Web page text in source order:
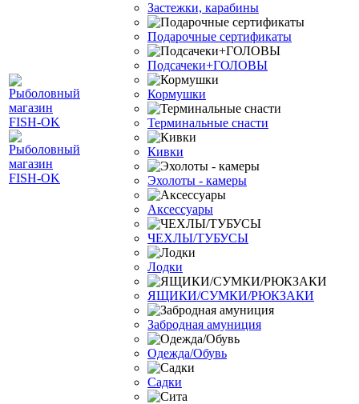
Застежки, карабины
Подарочные сертификаты
Подсачеки+ГОЛОВЫ
Кормушки
Терминальные снасти
Кивки
Эхолоты - камеры
Аксессуары
ЧЕХЛЫ/ТУБУСЫ
Лодки
ЯЩИКИ/СУМКИ/РЮКЗАКИ
Забродная амуниция
Одежда/Обувь
Садки